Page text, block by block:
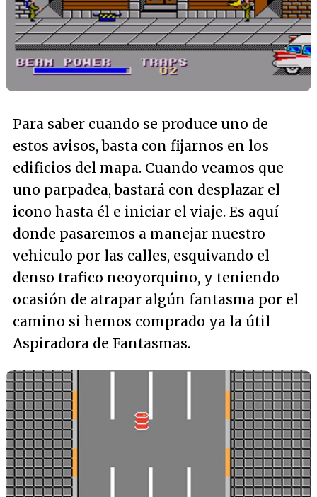
Para saber cuando se produce uno de
estos avisos, basta con fijarnos en los
edificios del mapa. Cuando veamos que
uno parpadea, bastará con desplazar el
icono hasta él e iniciar el viaje. Es aquí
donde pasaremos a manejar nuestro
vehiculo por las calles, esquivando el
denso trafico neoyorquino, y teniendo
ocasión de atrapar algún fantasma por el
camino si hemos comprado ya la útil
Aspiradora de Fantasmas.